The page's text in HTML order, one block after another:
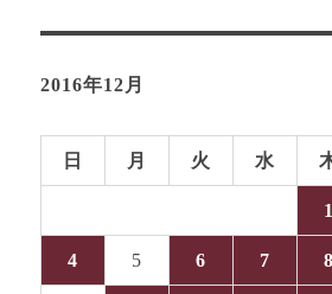
2016年12月
日 月 火 水
1
4 5 6 7 8